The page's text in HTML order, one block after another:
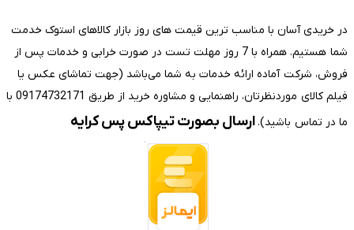
در خریدی آسان با مناسب ترین قیمت های روز بازار کالاهای استوک خدمت
شما هستیم. همراه با 7 روز مهلت تست در صورت خرابی و خدمات پس از
فروش، شرکت آماده ارائه خدمات به شما می‌باشد (جهت تماشای عکس یا
فیلم کالای موردنظرتان، راهنمایی و مشاوره خرید از طریق 09174732171 با
ما در تماس باشید).ارسال بصورت تیپاکس پس کرایه